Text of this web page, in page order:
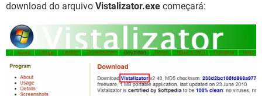
download do arquivo Vistalizator.exe começará: